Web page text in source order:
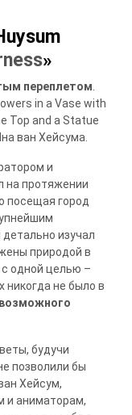
»
переплетом
in a Vase with
Top and a Statue
ван Хейсума.
и
на протяжении
посещая город
изучал
природой в
одной целью –
никогда не было в
будучи
позволили бы
Хейсум,
и аниматорам,